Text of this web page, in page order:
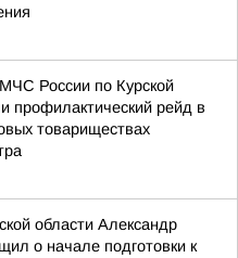
России по Курской
профилактический рейд в
товариществах
области Александр
о начале подготовки к